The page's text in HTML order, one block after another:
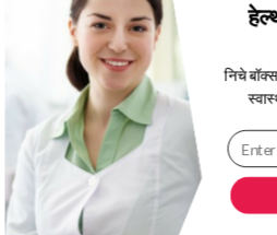
Recent Posts
जानिए सर्दियों में बीमारियों से बचने के लिए क्या
क्या आपका बच्चा जल्दबाज़ी का शिकार हो
को समझें
सर्द‍ियों में प्रेगनेंसी के दौरान एक्सरसाइज करते
नए साल से काम और सेहत के बीच सही संतुलन
मेंस्ट्रुअल फेज के अनुसार खाएं ये फूड्स, जानें
निचे